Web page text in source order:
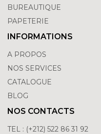
BUREAUTIQUE
PAPETERIE
INFORMATIONS
A PROPOS
NOS SERVICES
CATALOGUE
BLOG
NOS CONTACTS
TEL : (+212) 522 86 31 92